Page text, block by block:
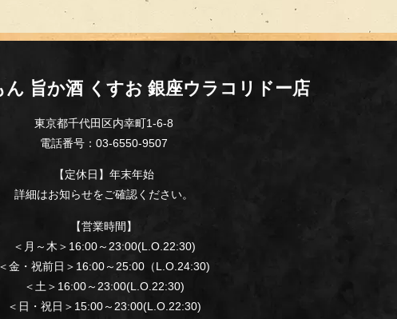
ん 旨か酒 くすお 銀座ウラコリドー店
東京都千代田区内幸町1-6-8
電話番号：03-6550-9507
【定休日】年末年始
詳細はお知らせをご確認ください。
【営業時間】
＜月～木＞16:00～23:00(L.O.22:30)
＜金・祝前日＞16:00～25:00（L.O.24:30)
＜土＞16:00～23:00(L.O.22:30)
＜日・祝日＞15:00～23:00(L.O.22:30)